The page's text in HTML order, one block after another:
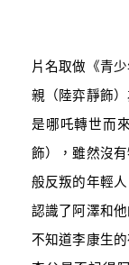
片名取做《青
親（陸弈靜飾
是哪吒轉世而
飾），雖然沒
般反叛的年輕
認識了阿澤和
不知道李康生